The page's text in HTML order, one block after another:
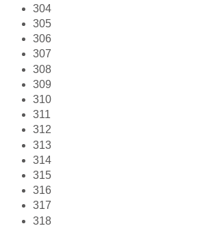
304
305
306
307
308
309
310
311
312
313
314
315
316
317
318